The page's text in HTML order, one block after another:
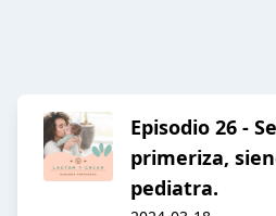
Episodio 26 -
primeriza,
pediatra.